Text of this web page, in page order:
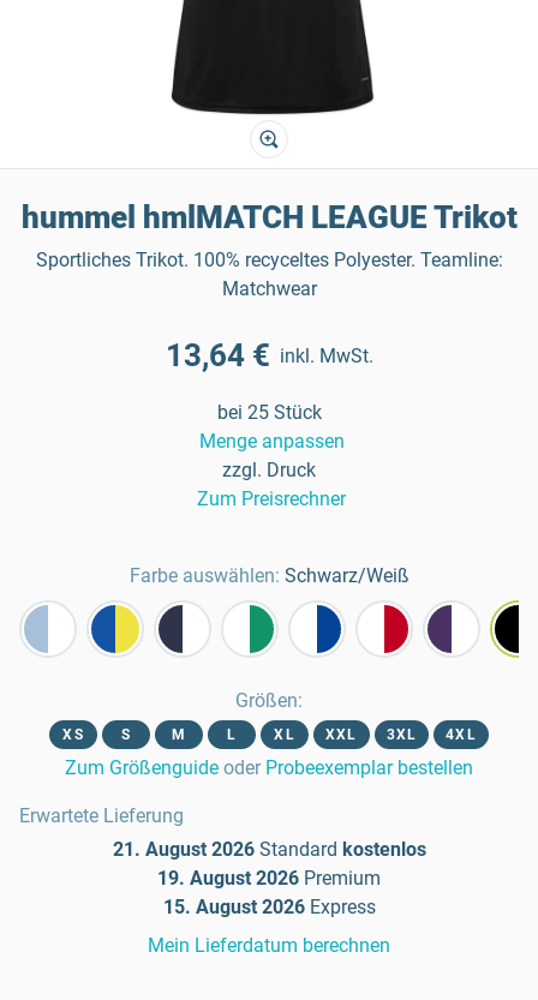
hummel hmlMATCH LEAGUE Trikot
Sportliches Trikot. 100% recyceltes Polyester. Teamline:
Matchwear
13,64 € inkl. MwSt.
bei 25 Stück
Menge anpassen
zzgl. Druck
Zum Preisrechner
Farbe auswählen: Schwarz/Weiß
Größen:
XS S M L XL XXL 3XL 4XL
Zum Größenguide oder Probeexemplar bestellen
Erwartete Lieferung
21. August 2026 Standard kostenlos
19. August 2026 Premium
15. August 2026 Express
Mein Lieferdatum berechnen